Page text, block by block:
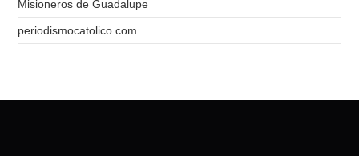
Misioneros de Guadalupe
periodismocatolico.com